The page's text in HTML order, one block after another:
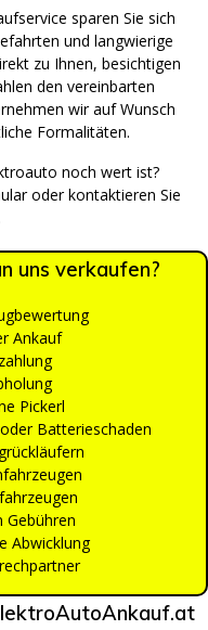
sparen Sie sich
und langwierige
zu Ihnen, besichtigen
den vereinbarten
wir auf Wunsch
Formalitäten.
noch wert ist?
oder kontaktieren Sie
uns verkaufen?
Ankauf
Pickerl
Batterieschaden
Gebühren
Abwicklung